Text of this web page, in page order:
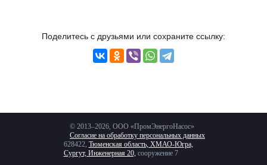
Поделитесь с друзьями или сохраните ссылку:
© 2013–2026, ООО «ПромЭнергоНасос»
Согласие на обработку персональных данных
628422, Тюменская область, ХМАО-Югра,
Сургут, Инженерная 20,сооружение 7